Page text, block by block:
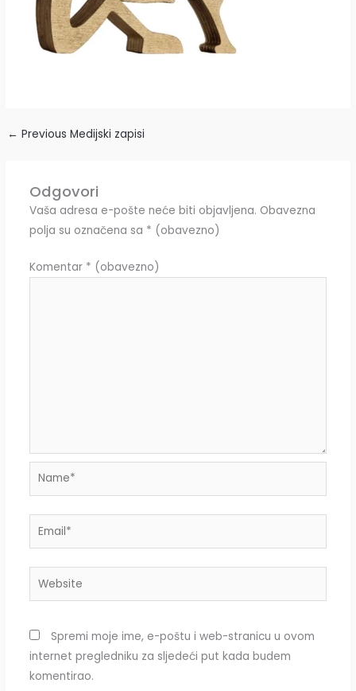
← Previous Medijski zapisi
Odgovori
Vaša adresa e-pošte neće biti objavljena. Obavezna
polja su označena sa * (obavezno)
Komentar * (obavezno)
Name*
Email*
Website
Spremi moje ime, e-poštu i web-stranicu u ovom
internet pregledniku za sljedeći put kada budem
komentirao.